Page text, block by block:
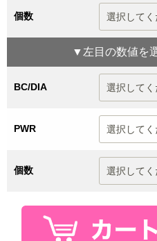
個数
▼ 左目 の数値を
BC/DIA
PWR
個数